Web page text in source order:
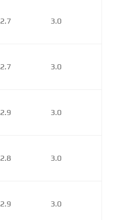
2.7 3.0
2.7 3.0
2.9 3.0
2.8 3.0
2.9 3.0